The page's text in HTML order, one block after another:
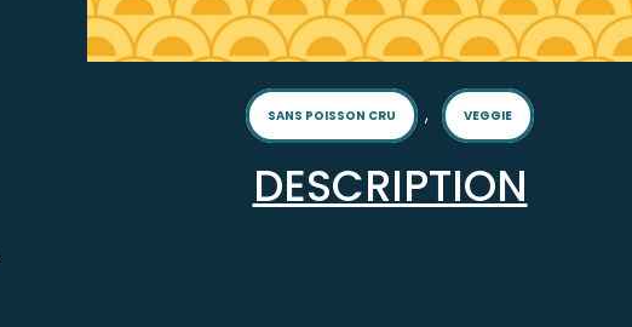
SANS POISSON CRU , VEGGIE
DESCRIPTION